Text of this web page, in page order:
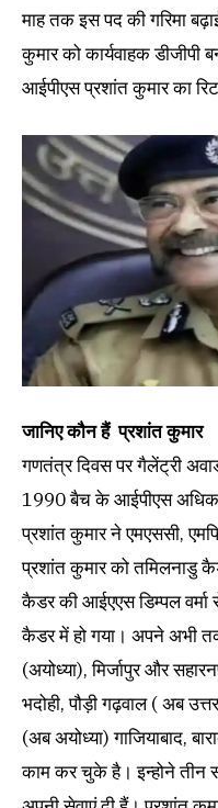
माह तक इस पद की गरिमा
कुमार को कार्यवाहक
आईपीएस प्रशांत कुमार का
जानिए कौन हैं प्रशांत कुमार
गणतंत्र दिवस पर गैलेंट्री
1990 बैच के आईपीएस
प्रशांत कुमार ने एमएससी,
प्रशांत कुमार को तमिलनाडु
कैडर की आईएएस डिम्पल वर्मा
कैडर में हो गया। अपने अभी
(अयोध्या), मिर्जापुर और
भदोही, पौड़ी गढ़वाल ( अब
(अब अयोध्या) गाजियाबाद,
काम कर चुके है। इन्होने तीन